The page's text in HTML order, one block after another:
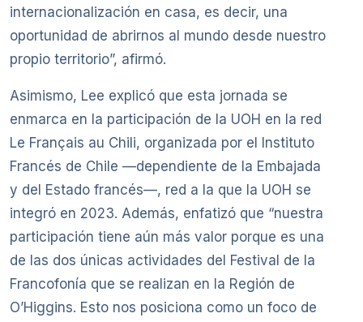
internacionalización en casa, es decir, una
oportunidad de abrirnos al mundo desde nuestro
propio territorio”, afirmó.
Asimismo, Lee explicó que esta jornada se
enmarca en la participación de la UOH en la red
Le Français au Chili, organizada por el Instituto
Francés de Chile —dependiente de la Embajada
y del Estado francés—, red a la que la UOH se
integró en 2023. Además, enfatizó que “nuestra
participación tiene aún más valor porque es una
de las dos únicas actividades del Festival de la
Francofonía que se realizan en la Región de
O’Higgins. Esto nos posiciona como un foco de